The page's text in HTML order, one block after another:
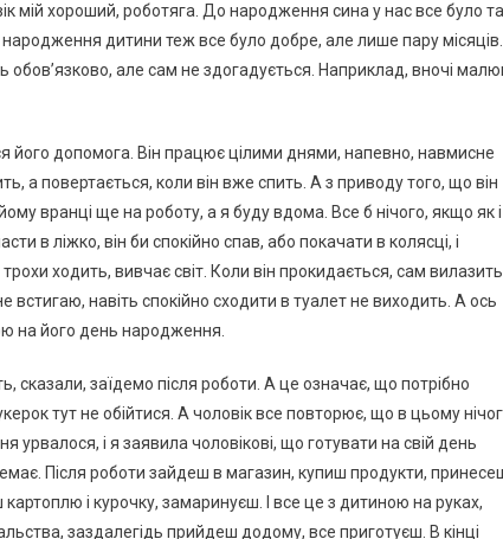
мій хороший, роботяга. До народження сина у нас все було
дитини теж все було добре, але лише пару місяців.
але сам не здогадується. Наприклад, вночі
його допомога. Він працює цілими днями, напевно, навмисне
а повертається, коли він вже спить. А з приводу того, що він
вранці ще на роботу, а я буду вдома. Все б нічого, якщо як і
в ліжко, він би спокійно спав, або покачати в колясці, і
ходить, вивчає світ. Коли він прокидається, сам
встигаю, навіть спокійно сходити в туалет не виходить. А ось
на його день народження.
сказали, заїдемо після роботи. А це означає, що потрібно
тут не обійтися. А чоловік все повторює, що в цьому
урвалося, і я заявила чоловікові, що готувати на свій день
Після роботи зайдеш в магазин, купиш продукти,
і курочку, замаринуєш. І все це з дитиною на руках,
заздалегідь прийдеш додому, все приготуєш. В кінці